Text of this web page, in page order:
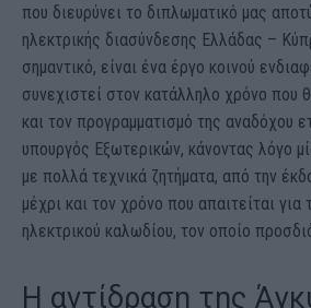
που διευρύνει το διπλωματικό μας
ηλεκτρικής διασύνδεσης Ελλάδας –
σημαντικό, είναι ένα έργο κοινού
συνεχιστεί στον κατάλληλο χρόνο που
και τον προγραμματισμό της αναδόχου
υπουργός Εξωτερικών, κάνοντας λόγο
με πολλά τεχνικά ζητήματα, από την
μέχρι και τον χρόνο που απαιτείται για
ηλεκτρικού καλωδίου, τον οποίο
Η αντίδραση της